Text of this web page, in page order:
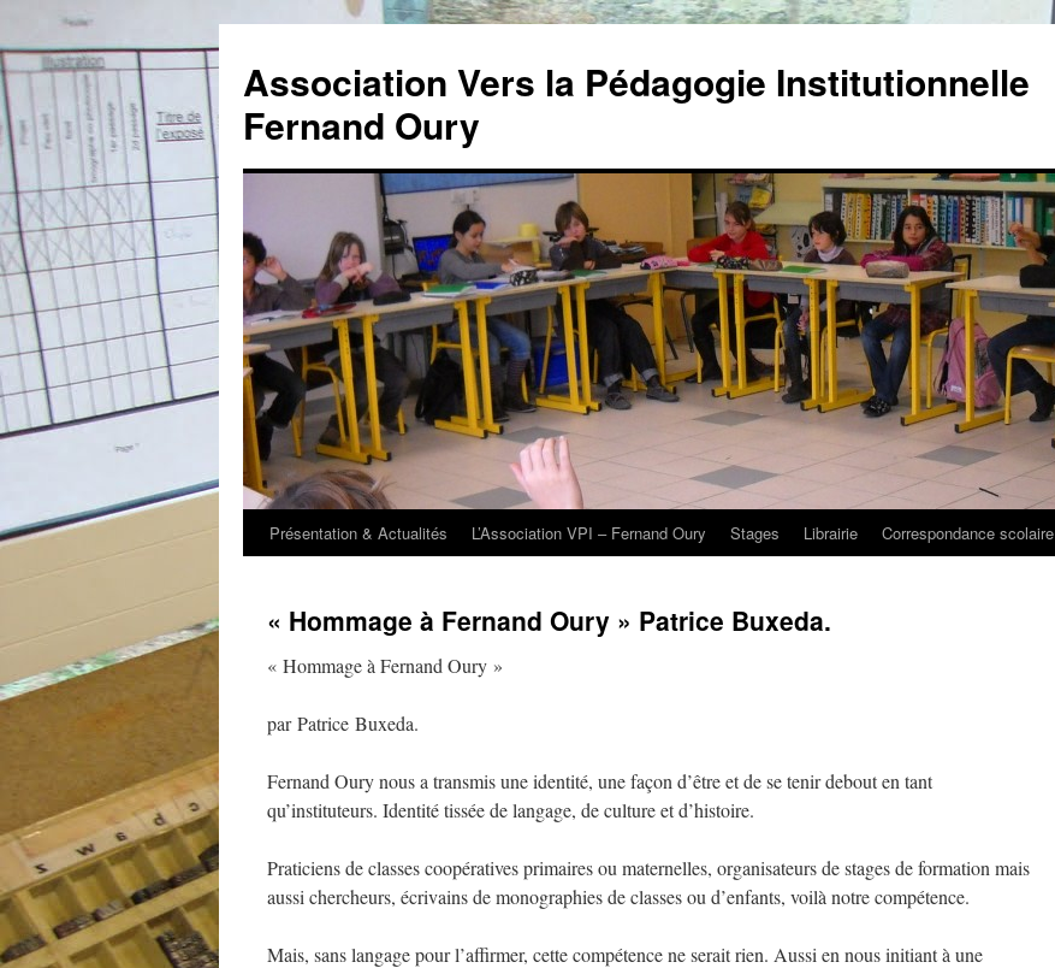
Association Vers la Pédagogie Institutionnelle
Fernand Oury
Aller
contenu
Présentation & Actualités L’Association VPI – Fernand Oury Stages Librairie Correspondance scolaire
« Hommage à Fernand Oury » Patrice Buxeda.
« Hommage à Fernand Oury »
par Patrice Buxeda.
Fernand Oury nous a transmis une identité, une façon d’être et de se tenir debout en tant
qu’instituteurs. Identité tissée de langage, de culture et d’histoire.
Praticiens de classes coopératives primaires ou maternelles, organisateurs de stages de formation mais
aussi chercheurs, écrivains de monographies de classes ou d’enfants, voilà notre compétence.
Mais, sans langage pour l’affirmer, cette compétence ne serait rien. Aussi en nous initiant à une